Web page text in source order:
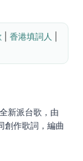
香港填詞人
新派台歌，由
創作歌詞，編曲